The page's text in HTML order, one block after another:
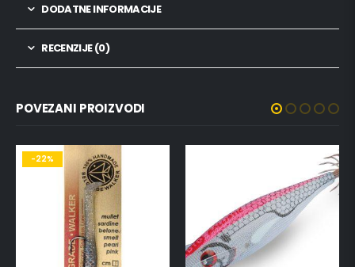
DODATNE INFORMACIJE
RECENZIJE (0)
POVEZANI PROIZVODI
-22%